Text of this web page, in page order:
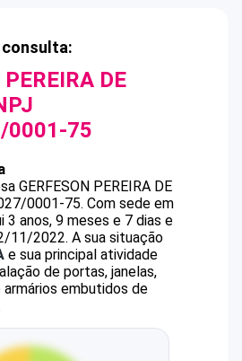
DE
0001-75
GERFESON PEREIRA DE
0001-75. Com sede em
3 anos, 9 meses e 7 dias e
11/2022. A sua situação
e sua principal atividade
de portas, janelas,
embutidos de